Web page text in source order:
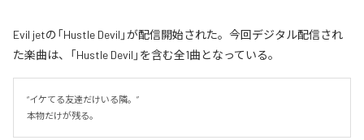
Evil jetの「Hustle Devil」が配信開始された。今回デジタル配信され
た楽曲は、「Hustle Devil」を含む全1曲となっている。
“イケてる友達だけいる隣。”
本物だけが残る。